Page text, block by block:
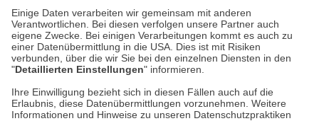
Einige Daten verarbeiten wir gemeinsam mit anderen
Verantwortlichen. Bei diesen verfolgen unsere Partner auch
eigene Zwecke. Bei einigen Verarbeitungen kommt es auch zu
einer Datenübermittlung in die USA. Dies ist mit Risiken
verbunden, über die wir Sie bei den einzelnen Diensten in den
"Detaillierten Einstellungen" informieren.
Ihre Einwilligung bezieht sich in diesen Fällen auch auf die
Erlaubnis, diese Datenübermittlungen vorzunehmen. Weitere
Informationen und Hinweise zu unseren Datenschutzpraktiken
Kontakt
Umwelt und Entsorgung
Zur Echtheit von Bewertungen
Hinweisgeber-Schutzgesetz
Cookie-Einstellungen in Ihrem Browser
ACHTUNG!